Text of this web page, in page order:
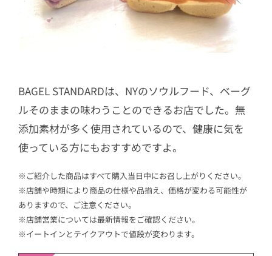
BAGEL STANDARDは、NYのソウルフード、ベーグ
ルそのままの味わうことのできるお店でした。無
添加素材が多く使用されているので、健康に気を
使っている方にもおすすめですよ。
※ご紹介した商品はすべて購入当日中にお召し上がりください。
※店舗や時期により商品の仕様や品揃え、価格が変わる可能性が
ありますので、ご注意ください。
※店舗営業については最新情報をご確認ください。
※イートインとテイクアウトで値段が変わります。